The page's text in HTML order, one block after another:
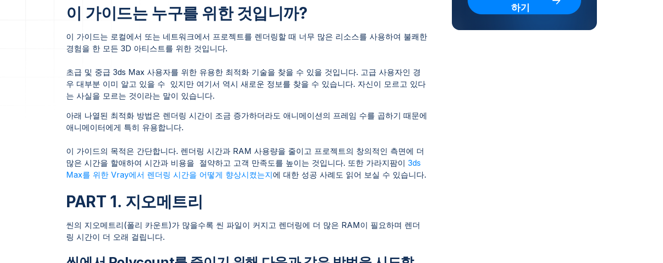
이 가이드는 누구를 위한 것입니까?
이 가이드는 로컬에서 또는 네트워크에서 프로젝트를 렌더링할 때 너무 많은 리소스를 사용하여 불쾌한
경험을 한 모든 3D 아티스트를 위한 것입니다.
초급 및 중급 3ds Max 사용자를 위한 유용한 최적화 기술을 찾을 수 있을 것입니다. 고급 사용자인 경
우 대부분 이미 알고 있을 수 있지만 여기서 역시 새로운 정보를 찾을 수 있습니다. 자신이 모르고 있다
는 사실을 모르는 것이라는 말이 있습니다.
아래 나열된 최적화 방법은 렌더링 시간이 조금 증가하더라도 애니메이션의 프레임 수를 곱하기 때문에
애니메이터에게 특히 유용합니다.
이 가이드의 목적은 간단합니다. 렌더링 시간과 RAM 사용량을 줄이고 프로젝트의 창의적인 측면에 더
많은 시간을 할애하여 시간과 비용을 절약하고 고객 만족도를 높이는 것입니다. 또한 가라지팜이3ds
Max를 위한 Vray에서 렌더링 시간을 어떻게 향상시켰는지에 대한 성공 사례도 읽어 보실 수 있습니다.
PART 1. 지오메트리
씬의 지오메트리(폴리 카운트)가 많을수록 씬 파일이 커지고 렌더링에 더 많은 RAM이 필요하며 렌더
링 시간이 더 오래 걸립니다.
하기